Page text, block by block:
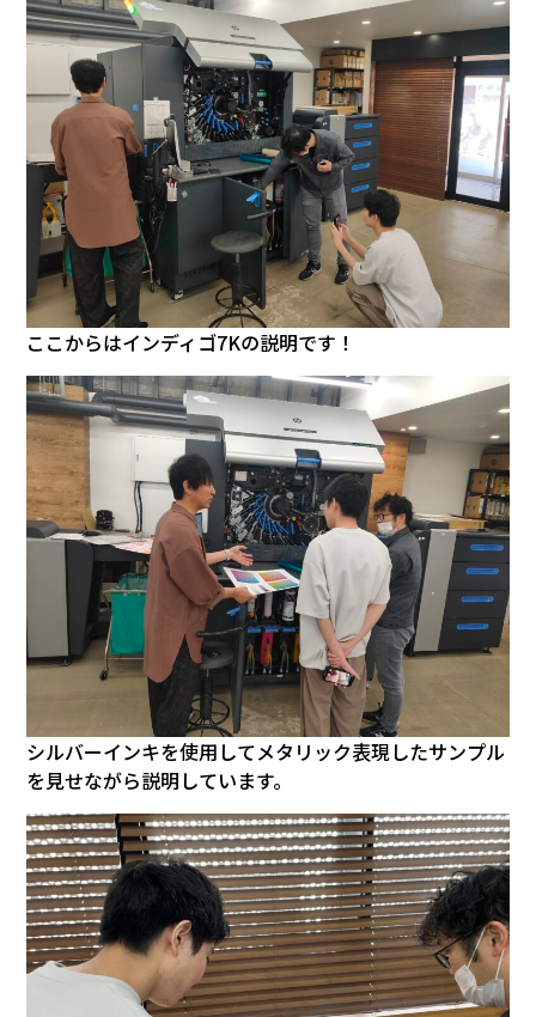
ここからはインディゴ7Kの説明です！
シルバーインキを使用してメタリック表現したサンプル
を見せながら説明しています。